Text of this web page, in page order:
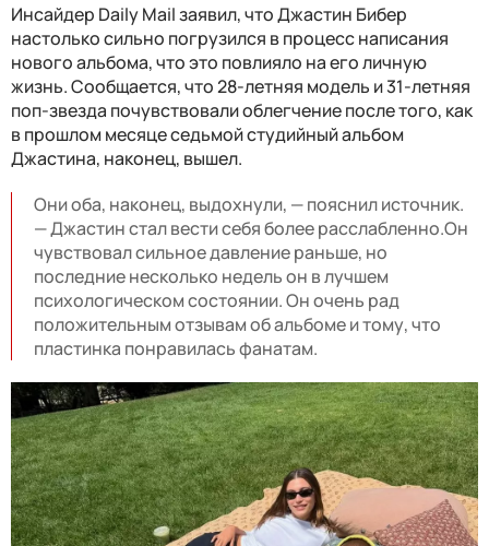
Инсайдер Daily Mail заявил, что Джастин Бибер
настолько сильно погрузился в процесс написания
нового альбома, что это повлияло на его личную
жизнь. Сообщается, что 28-летняя модель и 31-летняя
поп-звезда почувствовали облегчение после того, как
в прошлом месяце седьмой студийный альбом
Джастина, наконец, вышел.
Они оба, наконец, выдохнули, — пояснил источник.
— Джастин стал вести себя более расслабленно.Он
чувствовал сильное давление раньше, но
последние несколько недель он в лучшем
психологическом состоянии. Он очень рад
положительным отзывам об альбоме и тому, что
пластинка понравилась фанатам.